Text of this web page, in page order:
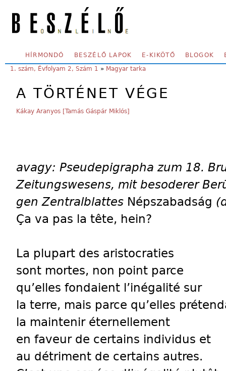
SECONDARY MENU
HÍRMONDÓ BESZÉLŐ LAPOK E-KIKÖTŐ BLOGOK
YOU ARE HERE:
1. szám, Évfolyam 2, Szám 1 » Magyar tarka
A TÖRTÉNET VÉGE
Kákay Aranyos [Tamás Gáspár Miklós]
avagy: Pseudepigrapha zum 18.
Zeitungswesens, mit besoderer
gen Zentralblattes Népszabadság
Ça va pas la tête, hein?
La plupart des aristocraties
sont mortes, non point parce
qu’elles fondaient l’inégalité sur
la terre, mais parce qu’elles
la maintenir éternellement
en faveur de certains individus et
au détriment de certains autres.